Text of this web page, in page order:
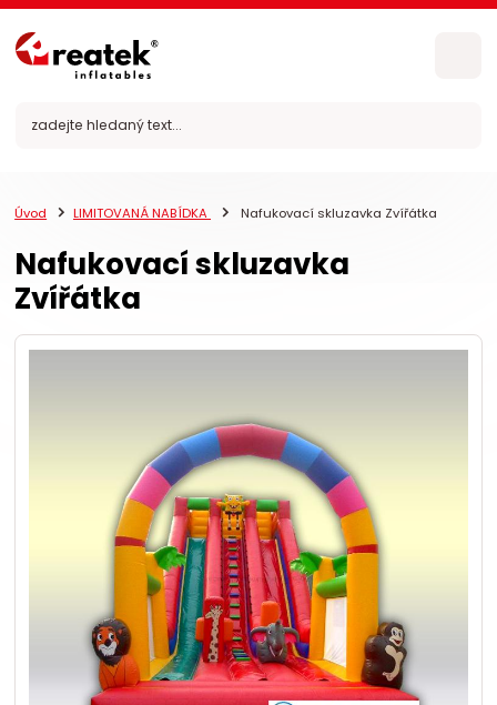
Úvod LIMITOVANÁ NABÍDKA Nafukovací skluzavka Zvířátka
Nafukovací skluzavka
Zvířátka